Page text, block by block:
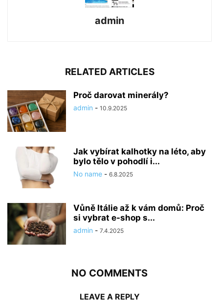
admin
RELATED ARTICLES
Proč darovat minerály?
admin - 10.9.2025
Jak vybírat kalhotky na léto, aby
bylo tělo v pohodlí i...
No name - 6.8.2025
Vůně Itálie až k vám domů: Proč
si vybrat e-shop s...
admin - 7.4.2025
NO COMMENTS
LEAVE A REPLY